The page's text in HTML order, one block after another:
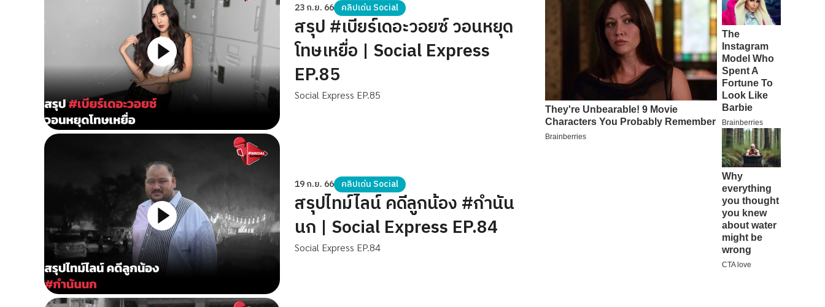
23 ก.ย. 66 คลิปเด่น Social
สรุป #เบียร์เดอะวอยซ์ วอนหยุด
โทษเหยื่อ | Social Express
EP.85
Social Express EP.85
19 ก.ย. 66 คลิปเด่น Social
สรุปไทม์ไลน์ คดีลูกน้อง #กำนัน
นก | Social Express EP.84
Social Express EP.84